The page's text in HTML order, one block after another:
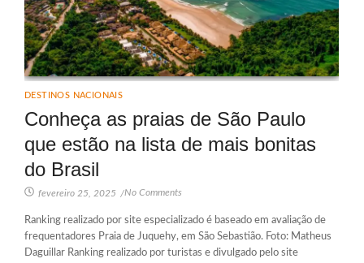
DESTINOS NACIONAIS
Conheça as praias de São Paulo
que estão na lista de mais bonitas
do Brasil
fevereiro 25, 2025 /No Comments
Ranking realizado por site especializado é baseado em avaliação de
frequentadores Praia de Juquehy, em São Sebastião. Foto: Matheus
Daguillar Ranking realizado por turistas e divulgado pelo site